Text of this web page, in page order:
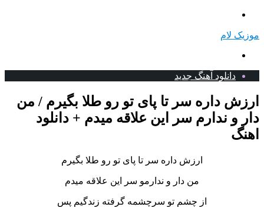
موزیک لام
دانلود آهنگ جدید
ارزش داره سر تا پای تو رو طلا بگیرم / من
دار و ندارم سر این علاقه میدم + دانلود
اهنگ
ارزش داره سر تا پای تو رو طلا بگیرم
من دار و ندارمو سر این علاقه میدم
از چشم تو سرچشمه گرفته زندگیم پس